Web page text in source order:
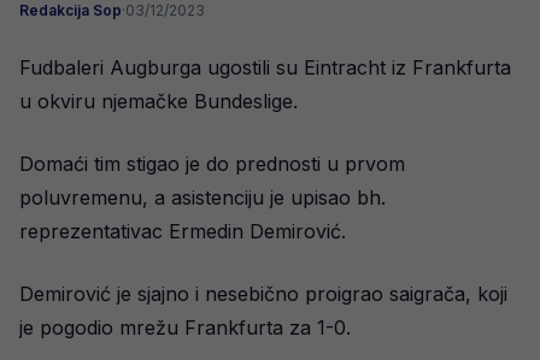
Redakcija Sop·03/12/2023
Fudbaleri Augburga ugostili su Eintracht iz Frankfurta
u okviru njemačke Bundeslige.
Domaći tim stigao je do prednosti u prvom
poluvremenu, a asistenciju je upisao bh.
reprezentativac Ermedin Demirović.
Demirović je sjajno i nesebično proigrao saigrača, koji
je pogodio mrežu Frankfurta za 1-0.